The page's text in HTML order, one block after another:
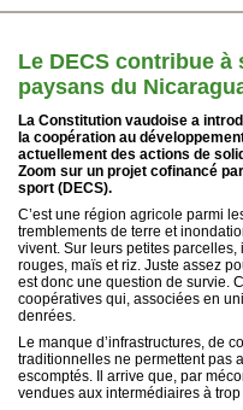
Le DECS contribue à
paysans du
La Constitution vaudoise a
la coopération au
actuellement des actions de
Zoom sur un projet cofinancé
sport (DECS).
C’est une région agricole parmi
tremblements de terre et
vivent. Sur leurs petites
rouges, maïs et riz. Juste assez
est donc une question de survie.
coopératives qui, associées en
denrées.
Le manque d’infrastructures, de
traditionnelles ne permettent pas
escomptés. Il arrive que, par
vendues aux intermédiaires à trop